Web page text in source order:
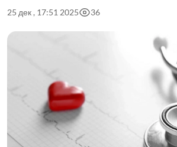
25 дек , 17:51 2025 36